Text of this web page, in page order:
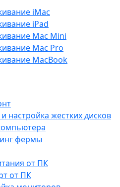
iMac
iPad
Mac Mini
Mac Pro
MacBook
настройка жестких дисков
фермы
от ПК
от ПК